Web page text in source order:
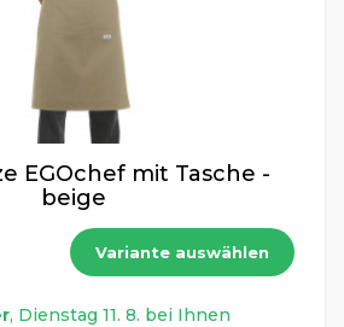
EGOchef mit Tasche -
beige
Variante auswählen
, Dienstag 11. 8. bei Ihnen